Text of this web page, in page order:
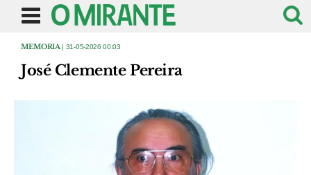
MEMORIA | 31-05-2026 00:03
José Clemente Pereira